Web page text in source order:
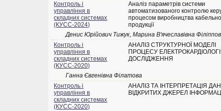
Контроль і
управління в
складних системах
(КУСС-2024)
Аналіз параметрів системи
автоматизованого контролю
процесом виробництва
продукції
Денис Юрійович Тижук, Марина В'ячеславівна
Контроль і
управління в
складних системах
(КУСС-2020)
АНАЛІЗ СТРУКТУРНОЇ МОДЕЛІ
ПРОЦЕСУ
ДОСЛІДЖЕННЯ
Ганна Євгенівна Філатова
Контроль і
управління в
складних системах
(КУСС-2020)
АНАЛІЗ ТА ІНТЕРПРЕТАЦІЯ
ВІДКРИТИХ ДЖЕРЕЛ